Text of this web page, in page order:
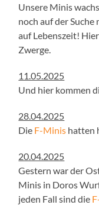
Unsere Minis
noch auf der Suche
auf Lebenszeit!
Zwerge.
11.05.2025
Und hier kommen
28.04.2025
Die F-Minis hatten
20.04.2025
Gestern war der
Minis in Doros
jeden Fall sind die